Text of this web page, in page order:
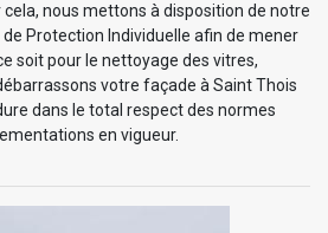
nous mettons à disposition de notre
Protection Individuelle afin de mener
soit pour le nettoyage des vitres,
votre façade à Saint Thois
dans le total respect des normes
en vigueur.